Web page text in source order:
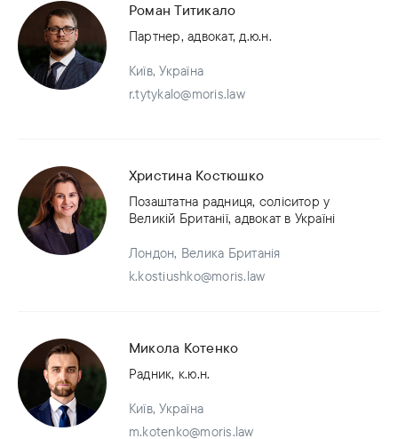
Роман Титикало
Партнер, адвокат, д.ю.н.
Київ, Україна
r.tytykalo@moris.law
Христина Костюшко
Позаштатна радниця, соліситор у
Великій Британії, адвокат в Україні
Лондон, Велика Британія
k.kostiushko@moris.law
Микола Котенко
Радник, к.ю.н.
Київ, Україна
m.kotenko@moris.law